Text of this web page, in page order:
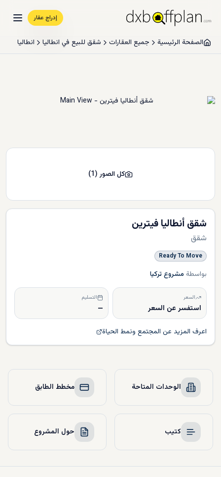
إدراج عقار
الصفحة الرئيسية جميع العقارات شقق للبيع في انطاليا انطاليا
شقق أنطاليا فيترين
شقق
Ready To Move
بواسطة مشروع تركيا
السعر
استفسر عن السعر
التسليم
—
اعرف المزيد عن المجتمع ونمط الحياة
كل الصور(
1
)
الوحدات المتاحة مخطط الطابق
كتيب حول المشروع